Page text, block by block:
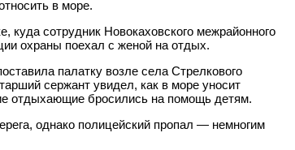
в море.
куда сотрудник Новокаховского межрайонного
охраны поехал с женой на отдых.
палатку возле села Стрелкового
сержант увидел, как в море уносит
отдыхающие бросились на помощь детям.
однако полицейский пропал — немногим